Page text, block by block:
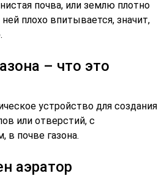
почва, или землю плотно
плохо впитывается, значит,
– что это
устройство для создания
или отверстий, с
почве газона.
аэратор